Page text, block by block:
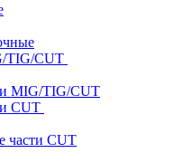
TIG/CUT
MIG/TIG/CUT
CUT
части CUT